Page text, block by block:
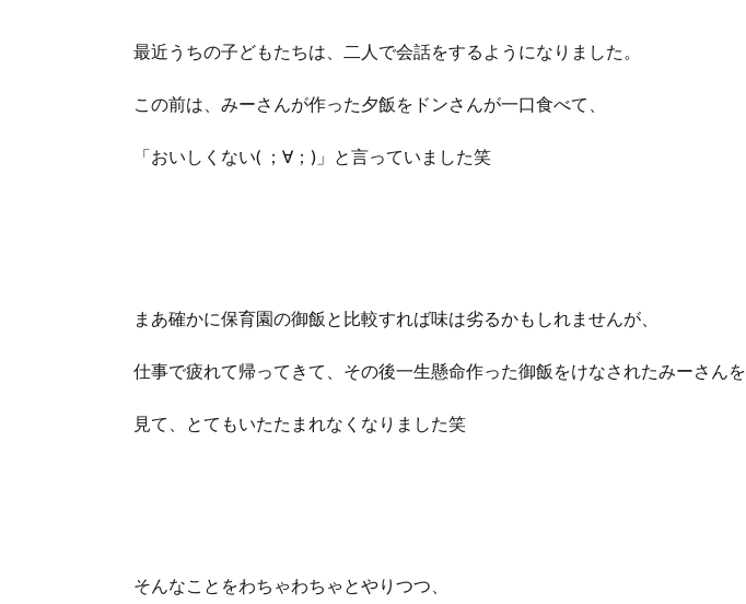
最近うちの子どもたちは、二人で会話をするようになりました。
この前は、みーさんが作った夕飯をドンさんが一口食べて、
「おいしくない( ；∀；)」と言っていました笑
まあ確かに保育園の御飯と比較すれば味は劣るかもしれませんが、
仕事で疲れて帰ってきて、その後一生懸命作った御飯をけなされたみーさんを
見て、とてもいたたまれなくなりました笑
そんなことをわちゃわちゃとやりつつ、